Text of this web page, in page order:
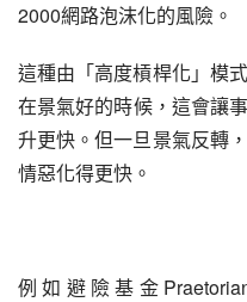
2000網路泡沫化的風險。
這種由「高度槓桿化」模
在景氣好的時候，這會讓
升更快。但一旦景氣反轉
情惡化得更快。
例如避險基金